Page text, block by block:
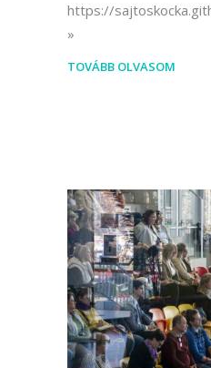
https://
TOVÁBB OLVASOM